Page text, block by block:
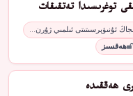
توغرىسىدا تەتقىقات
ئۇنىۋېرسىتىتى ئىلمىي ژۇرن…
ھەقسىز
ھەققىدە